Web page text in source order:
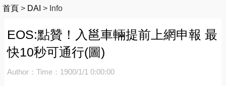
首頁 > DAI > Info
EOS:點贊！入邕車輛提前上網申報 最
快10秒可通行(圖)
Author： Time：1900/1/1 0:00:00